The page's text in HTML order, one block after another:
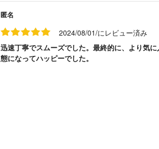
匿名
2024/08/01/にレビュー済み
迅速丁寧でスムーズでした。最終的に、より気
態になってハッピーでした。